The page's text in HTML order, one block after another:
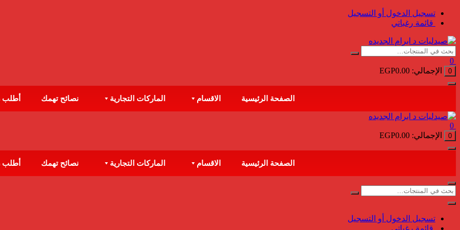
التجاوزتسجيل الدخول أو التسجيل
قائمة رغباتي
0
0 الإجمالي: EGP0.00
الصفحة الرئيسية الاقسام الماركات التجارية نصائح تهمك
0
0 الإجمالي: EGP0.00
الصفحة الرئيسية الاقسام الماركات التجارية نصائح تهمك
تسجيل الدخول أو التسجيل
قائمة رغباتي